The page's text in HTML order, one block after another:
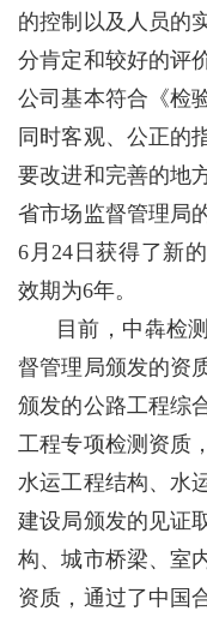
的控制以及人员的
分肯定和较好的评
公司基本符合《检
同时客观、公正的
要改进和完善的地
省市场监督管理局
6月24日获得了新
效期为6年。
目前，中犇检
督管理局颁发的资
颁发的公路工程综
工程专项检测资质
水运工程结构、水
建设局颁发的见证
构、城市桥梁、室
资质，通过了中国